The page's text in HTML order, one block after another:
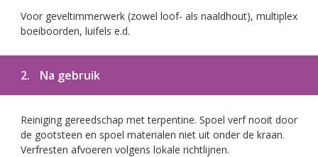
Voor geveltimmerwerk (zowel loof- als naaldhout), multiplex
boeiboorden, luifels e.d.
2. Na gebruik
Reiniging gereedschap met terpentine. Spoel verf nooit door
de gootsteen en spoel materialen niet uit onder de kraan.
Verfresten afvoeren volgens lokale richtlijnen.